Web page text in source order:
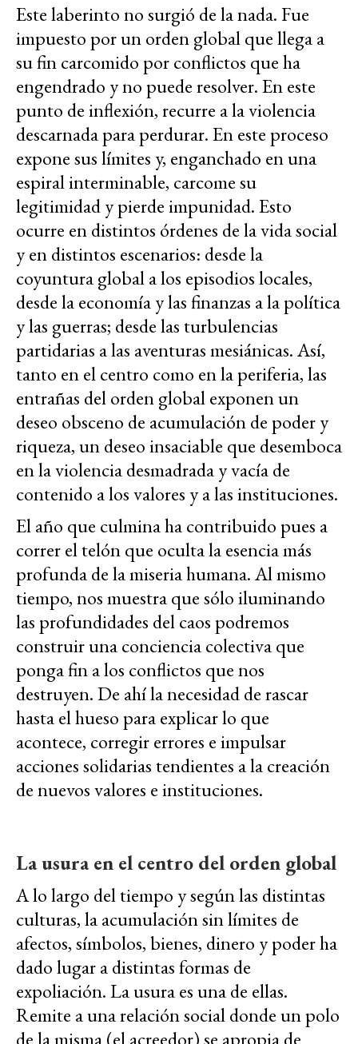
Este laberinto no surgió de la nada. Fue
impuesto por un orden global que llega a
su fin carcomido por conflictos que ha
engendrado y no puede resolver. En este
punto de inflexión, recurre a la violencia
descarnada para perdurar. En este proceso
expone sus límites y, enganchado en una
espiral interminable, carcome su
legitimidad y pierde impunidad. Esto
ocurre en distintos órdenes de la vida social
y en distintos escenarios: desde la
coyuntura global a los episodios locales,
desde la economía y las finanzas a la política
y las guerras; desde las turbulencias
partidarias a las aventuras mesiánicas. Así,
tanto en el centro como en la periferia, las
entrañas del orden global exponen un
deseo obsceno de acumulación de poder y
riqueza, un deseo insaciable que desemboca
en la violencia desmadrada y vacía de
contenido a los valores y a las instituciones.
El año que culmina ha contribuido pues a
correr el telón que oculta la esencia más
profunda de la miseria humana. Al mismo
tiempo, nos muestra que sólo iluminando
las profundidades del caos podremos
construir una conciencia colectiva que
ponga fin a los conflictos que nos
destruyen. De ahí la necesidad de rascar
hasta el hueso para explicar lo que
acontece, corregir errores e impulsar
acciones solidarias tendientes a la creación
de nuevos valores e instituciones.
La usura en el centro del orden global
A lo largo del tiempo y según las distintas
culturas, la acumulación sin límites de
afectos, símbolos, bienes, dinero y poder ha
dado lugar a distintas formas de
expoliación. La usura es una de ellas.
Remite a una relación social donde un polo
de la misma (el acreedor) se apropia de